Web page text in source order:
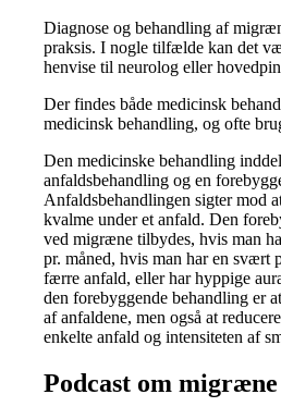
Diagnose og behandling af
praksis. I nogle tilfælde kan det
henvise til neurolog eller
Der findes både medicinsk
medicinsk behandling, og ofte
Den medicinske behandling
anfaldsbehandling og en
Anfaldsbehandlingen sigter mod
kvalme under et anfald. Den
ved migræne tilbydes, hvis man
pr. måned, hvis man har en svært
færre anfald, eller har hyppige
den forebyggende behandling er
af anfaldene, men også at
enkelte anfald og intensiteten af
Podcast om